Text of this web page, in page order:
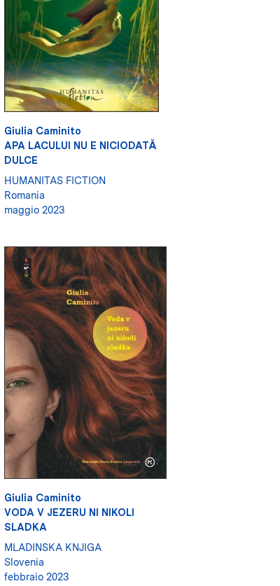
Giulia Caminito
APA LACULUI NU E NICIODATĂ
DULCE
HUMANITAS FICTION
Romania
maggio 2023
Giulia Caminito
VODA V JEZERU NI NIKOLI
SLADKA
MLADINSKA KNJIGA
Slovenia
febbraio 2023